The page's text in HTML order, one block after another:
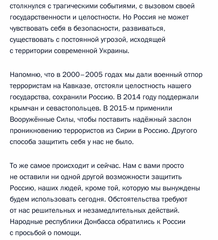
столкнулся с трагическими событиями, с вызовом своей
государственности и целостности. Но Россия не может
чувствовать себя в безопасности, развиваться,
существовать с постоянной угрозой, исходящей
с территории современной Украины.
Напомню, что в 2000–2005 годах мы дали военный отпор
террористам на Кавказе, отстояли целостность нашего
государства, сохранили Россию. В 2014 году поддержали
крымчан и севастопольцев. В 2015-м применили
Вооружённые Силы, чтобы поставить надёжный заслон
проникновению террористов из Сирии в Россию. Другого
способа защитить себя у нас не было.
То же самое происходит и сейчас. Нам с вами просто
не оставили ни одной другой возможности защитить
Россию, наших людей, кроме той, которую мы вынуждены
будем использовать сегодня. Обстоятельства требуют
от нас решительных и незамедлительных действий.
Народные республики Донбасса обратились к России
с просьбой о помощи.